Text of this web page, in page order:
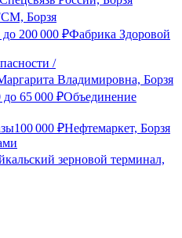
Борзя
до 200 000 ₽Фабрика Здоровой
/
Владимировна, Борзя
до 65 000 ₽Объединение
100 000 ₽Нефтемаркет, Борзя
зерновой терминал,